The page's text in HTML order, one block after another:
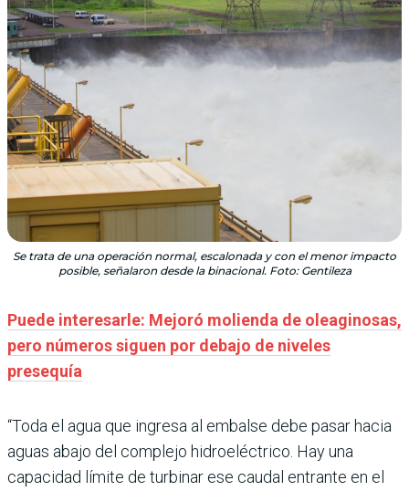
Se trata de una operación normal, escalonada y con el menor impacto
posible, señalaron desde la binacional. Foto: Gentileza
Puede interesarle: Mejoró molienda de oleaginosas,
pero números siguen por debajo de niveles
presequía
“Toda el agua que ingresa al embalse debe pasar hacia
aguas abajo del complejo hidroeléctrico. Hay una
capacidad límite de turbinar ese caudal entrante en el